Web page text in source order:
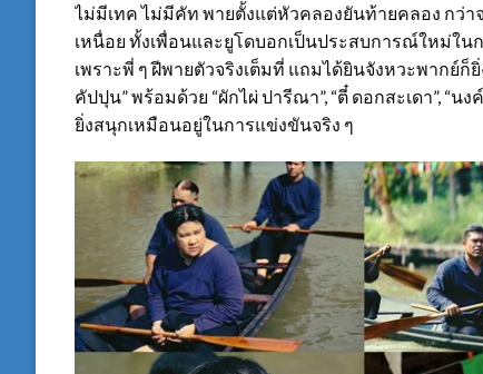
ไม่มีเทค ไม่มีคัท พายตั้งแต่หัวคลองยันท้ายคลอง กว่
เหนื่อย ทั้งเพื่อนและยูโดบอกเป็นประสบการณ์ใหม่ใ
เพราะพี่ ๆ ฝีพายตัวจริงเต็มที่ แถมได้ยินจังหวะพากย์ก็
คัปปุน” พร้อมด้วย “ผักไผ่ ปารีณา”, “ตี๋ ดอกสะเดา”, “
ยิ่งสนุกเหมือนอยู่ในการแข่งขันจริง ๆ